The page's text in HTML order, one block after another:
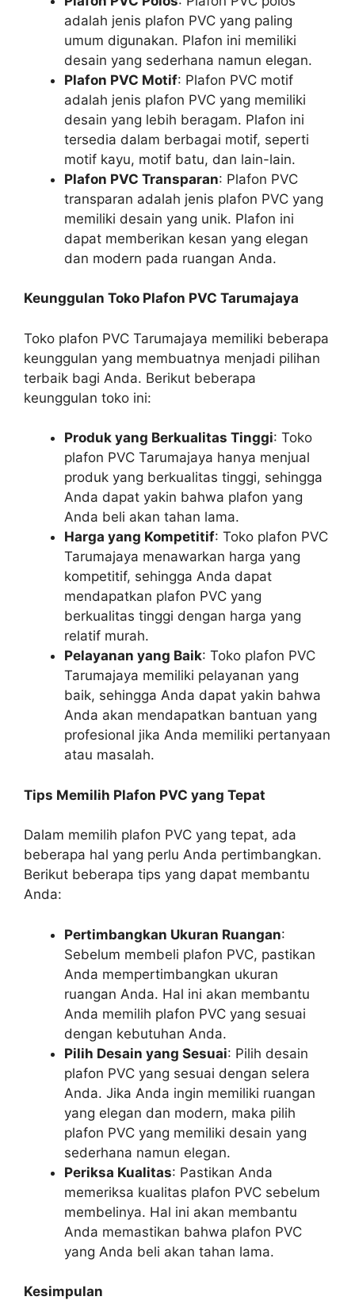
adalah jenis plafon PVC yang paling
umum digunakan. Plafon ini memiliki
desain yang sederhana namun elegan.
Plafon PVC Motif: Plafon PVC motif
adalah jenis plafon PVC yang memiliki
desain yang lebih beragam. Plafon ini
tersedia dalam berbagai motif, seperti
motif kayu, motif batu, dan lain-lain.
Plafon PVC Transparan: Plafon PVC
transparan adalah jenis plafon PVC yang
memiliki desain yang unik. Plafon ini
dapat memberikan kesan yang elegan
dan modern pada ruangan Anda.
Keunggulan Toko Plafon PVC Tarumajaya
Toko plafon PVC Tarumajaya memiliki beberapa
keunggulan yang membuatnya menjadi pilihan
terbaik bagi Anda. Berikut beberapa
keunggulan toko ini:
Produk yang Berkualitas Tinggi: Toko
plafon PVC Tarumajaya hanya menjual
produk yang berkualitas tinggi, sehingga
Anda dapat yakin bahwa plafon yang
Anda beli akan tahan lama.
Harga yang Kompetitif: Toko plafon PVC
Tarumajaya menawarkan harga yang
kompetitif, sehingga Anda dapat
mendapatkan plafon PVC yang
berkualitas tinggi dengan harga yang
relatif murah.
Pelayanan yang Baik: Toko plafon PVC
Tarumajaya memiliki pelayanan yang
baik, sehingga Anda dapat yakin bahwa
Anda akan mendapatkan bantuan yang
profesional jika Anda memiliki pertanyaan
atau masalah.
Tips Memilih Plafon PVC yang Tepat
Dalam memilih plafon PVC yang tepat, ada
beberapa hal yang perlu Anda pertimbangkan.
Berikut beberapa tips yang dapat membantu
Anda:
Pertimbangkan Ukuran Ruangan:
Sebelum membeli plafon PVC, pastikan
Anda mempertimbangkan ukuran
ruangan Anda. Hal ini akan membantu
Anda memilih plafon PVC yang sesuai
dengan kebutuhan Anda.
Pilih Desain yang Sesuai: Pilih desain
plafon PVC yang sesuai dengan selera
Anda. Jika Anda ingin memiliki ruangan
yang elegan dan modern, maka pilih
plafon PVC yang memiliki desain yang
sederhana namun elegan.
Periksa Kualitas: Pastikan Anda
memeriksa kualitas plafon PVC sebelum
membelinya. Hal ini akan membantu
Anda memastikan bahwa plafon PVC
yang Anda beli akan tahan lama.
Kesimpulan